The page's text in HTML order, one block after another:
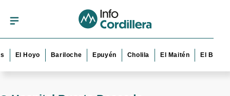
El Hoyo Bariloche Epuyén Cholila El Maitén El Bolsón